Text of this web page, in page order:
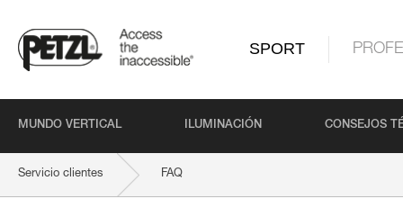
SPORT
MUNDO VERTICAL ILUMINACIÓN CONSEJOS
Servicio clientes FAQ